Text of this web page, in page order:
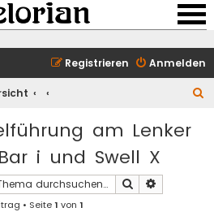
Anmelden
Registrieren
am Lenker
i und Swell X
Suche
• Seite1 von 1